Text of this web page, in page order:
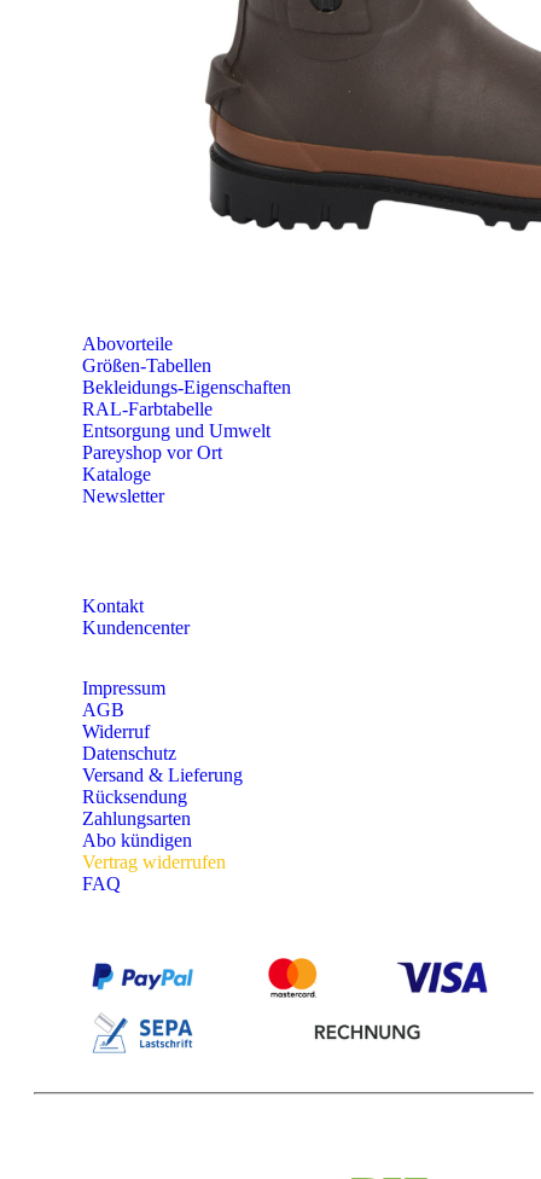
Abovorteile
Größen-Tabellen
Bekleidungs-Eigenschaften
RAL-Farbtabelle
Entsorgung und Umwelt
Pareyshop vor Ort
Kataloge
Newsletter
Kontakt
Kundencenter
Impressum
AGB
Widerruf
Datenschutz
Versand & Lieferung
Rücksendung
Zahlungsarten
Abo kündigen
Vertrag widerrufen
FAQ